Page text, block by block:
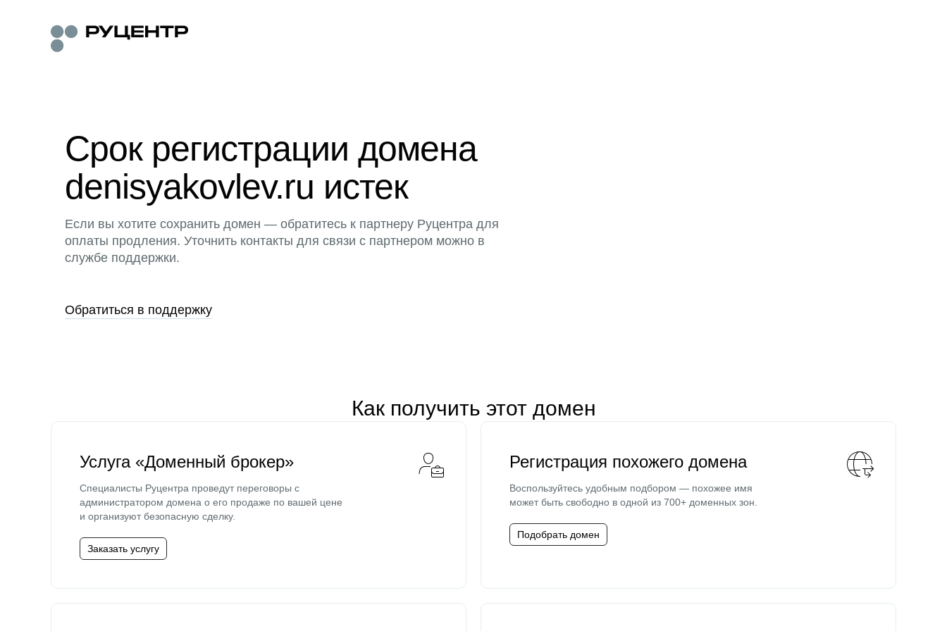
Срок регистрации домена
denisyakovlev.ru истек
Если вы хотите сохранить домен — обратитесь к партнеру Руцентра для
оплаты продления. Уточнить контакты для связи с партнером можно в
службе поддержки.
Обратиться в поддержку
Как получить этот домен
Услуга «Доменный брокер»
Специалисты Руцентра проведут переговоры с
администратором домена о его продаже по вашей цене
и организуют безопасную сделку.
Заказать услугу
Регистрация похожего домена
Воспользуйтесь удобным подбором — похожее имя
может быть свободно в одной из 700+ доменных зон.
Подобрать домен